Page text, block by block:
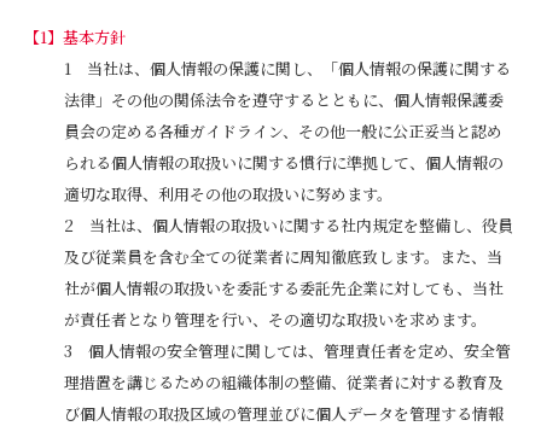
会社案内
お問い合わせ
オンラインショップ
基本方針
当社は、個人情報の保護に関し、「個人情報の保護に関する
法律」その他の関係法令を遵守するとともに、個人情報保護委
員会の定める各種ガイドライン、その他一般に公正妥当と認め
られる個人情報の取扱いに関する慣行に準拠して、個人情報の
適切な取得、利用その他の取扱いに努めます。
当社は、個人情報の取扱いに関する社内規定を整備し、役員
及び従業員を含む全ての従業者に周知徹底致します。また、当
社が個人情報の取扱いを委託する委託先企業に対しても、当社
が責任者となり管理を行い、その適切な取扱いを求めます。
個人情報の安全管理に関しては、管理責任者を定め、安全管
理措置を講じるための組織体制の整備、従業者に対する教育及
び個人情報の取扱区域の管理並びに個人データを管理する情報